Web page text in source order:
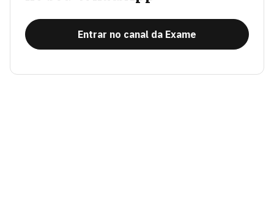
Entrar no canal da Exame